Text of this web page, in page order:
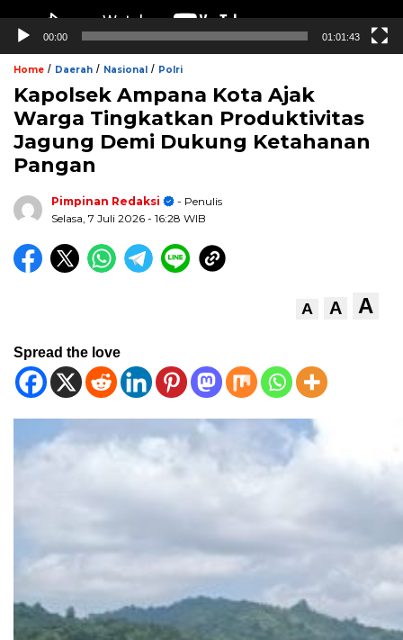
00:00 01:01:43
Home / Daerah / Nasional / Polri
Kapolsek Ampana Kota Ajak
Warga Tingkatkan Produktivitas
Jagung Demi Dukung Ketahanan
Pangan
Pimpinan Redaksi
- Penulis
Selasa, 7 Juli 2026 - 16:28 WIB
A A A
Spread the love